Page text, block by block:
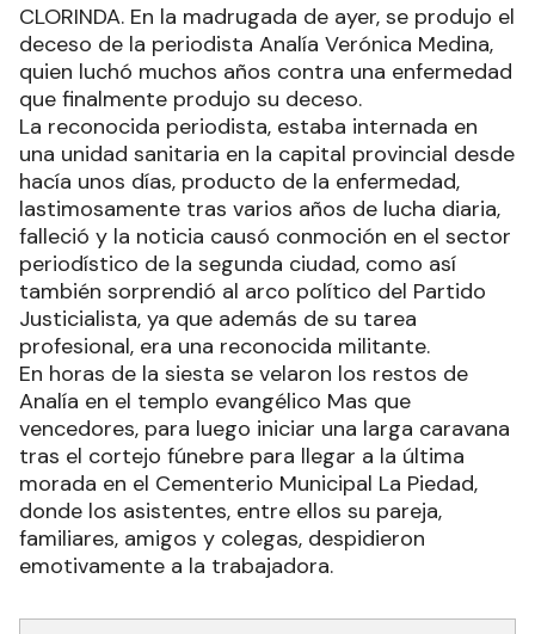
CLORINDA. En la madrugada de ayer, se produjo el
deceso de la periodista Analía Verónica Medina,
quien luchó muchos años contra una enfermedad
que finalmente produjo su deceso.
La reconocida periodista, estaba internada en
una unidad sanitaria en la capital provincial desde
hacía unos días, producto de la enfermedad,
lastimosamente tras varios años de lucha diaria,
falleció y la noticia causó conmoción en el sector
periodístico de la segunda ciudad, como así
también sorprendió al arco político del Partido
Justicialista, ya que además de su tarea
profesional, era una reconocida militante.
En horas de la siesta se velaron los restos de
Analía en el templo evangélico Mas que
vencedores, para luego iniciar una larga caravana
tras el cortejo fúnebre para llegar a la última
morada en el Cementerio Municipal La Piedad,
donde los asistentes, entre ellos su pareja,
familiares, amigos y colegas, despidieron
emotivamente a la trabajadora.